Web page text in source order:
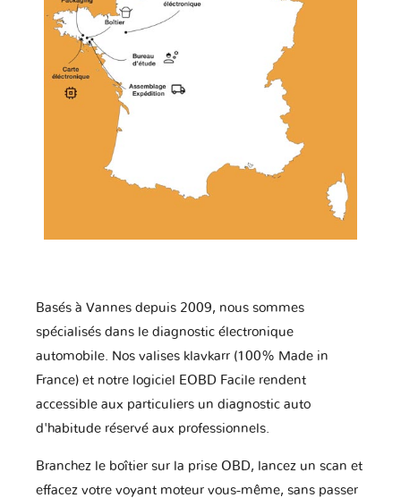
Basés à Vannes depuis 2009, nous sommes
spécialisés dans le diagnostic électronique
automobile. Nos valises klavkarr (100% Made in
France) et notre logiciel EOBD Facile rendent
accessible aux particuliers un diagnostic auto
d'habitude réservé aux professionnels.
Branchez le boîtier sur la prise OBD, lancez un scan et
effacez votre voyant moteur vous-même, sans passer